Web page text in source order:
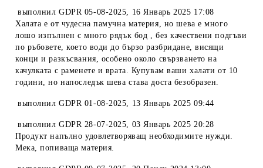
выполнилGDPR 05-08-2025, 16 Январь 2025 17:08
Халата е от чудесна памучна материя, но шева е много
лошо изпълнен с много рядък бод , без качествени подгъви
по ръбовете, което води до бързо разбридане, висящи
конци и разкъсвания, особено около свързването на
качулката с раменете и врата. Купувам ваши халати от 10
години, но напоследък шева става доста безобразен.
выполнилGDPR 01-08-2025, 13 Январь 2025 09:44
выполнилGDPR 28-07-2025, 03 Январь 2025 20:28
Продукт напълно удовлетворяващ необходимите нужди.
Мека, попиваща материя.